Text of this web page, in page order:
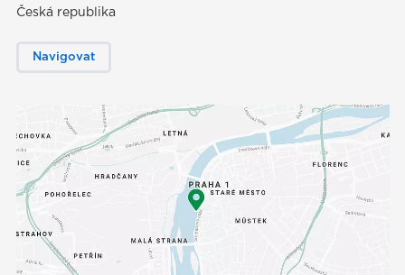
Česká republika
Navigovat